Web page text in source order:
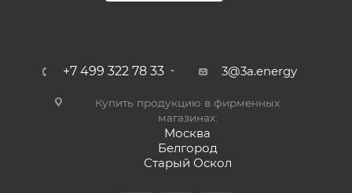
+7 499 322 78 33 3@3a.energy
Купить продукцию в фирменных
магазинах:
Москва
Белгород
Старый Оскол